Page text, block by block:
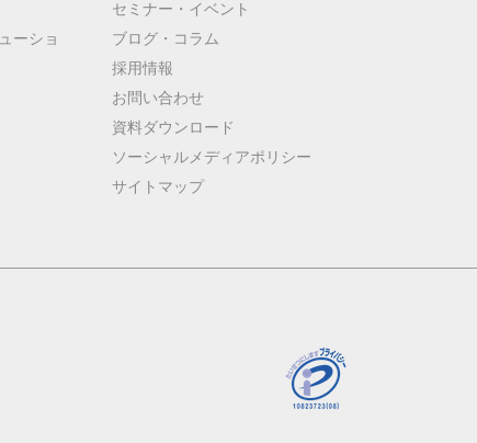
ーショ
セミナー・イベント
ブログ・コラム
採用情報
お問い合わせ
資料ダウンロード
ソーシャルメディアポリシー
サイトマップ